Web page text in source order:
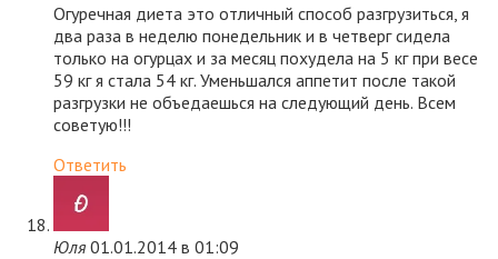
Огуречная диета это отличный способ разгрузиться, я
два раза в неделю понедельник и в четверг сидела
только на огурцах и за месяц похудела на 5 кг при весе
59 кг я стала 54 кг. Уменьшался аппетит после такой
разгрузки не объедаешься на следующий день. Всем
советую!!!
Ответить
Юля 01.01.2014 в 01:09